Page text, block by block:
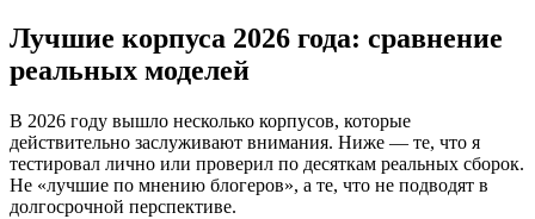
Лучшие корпуса 2026 года: сравнение
реальных моделей
В 2026 году вышло несколько корпусов, которые
действительно заслуживают внимания. Ниже — те, что я
тестировал лично или проверил по десяткам реальных сборок.
Не «лучшие по мнению блогеров», а те, что не подводят в
долгосрочной перспективе.